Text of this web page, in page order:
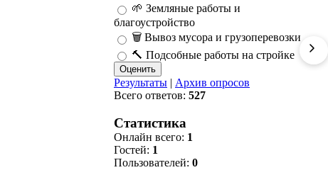
🌱 Земляные работы и
благоустройство
🗑️ Вывоз мусора и грузоперевозки
🔨 Подсобные работы на стройке
Результаты | Архив опросов
Всего ответов: 527
Статистика
Онлайн всего: 1
Гостей: 1
Пользователей: 0